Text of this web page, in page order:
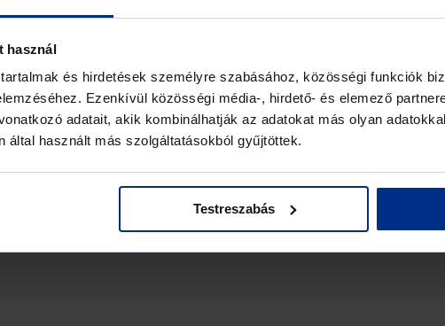
használ
és hirdetések személyre szabásához, közösségi funkciók
Ezenkívül közösségi média-, hirdető- és elemező
adatait, akik kombinálhatják az adatokat más olyan
által használt más szolgáltatásokból gyűjtöttek.
Testreszabás